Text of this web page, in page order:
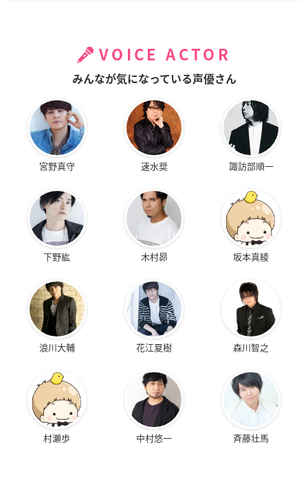
VOICE ACTOR
みんなが気になっている声優さん
宮野真守 速水奨 諏訪部順一
下野紘 木村昴 坂本真綾
浪川大輔 花江夏樹 森川智之
村瀬歩 中村悠一 斉藤壮馬